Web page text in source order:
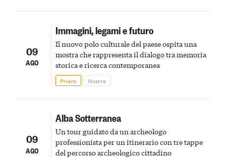
09
AGO
Immagini, legami e futuro
Il nuovo polo culturale del paese ospita una
mostra che rappresenta il dialogo tra memoria
storica e ricerca contemporanea
Priero Mostre
09
AGO
Alba Sotterranea
Un tour guidato da un archeologo
professionista per un itinerario con tre tappe
del percorso archeologico cittadino